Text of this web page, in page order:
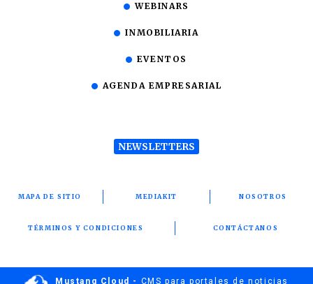
WEBINARS
INMOBILIARIA
EVENTOS
AGENDA EMPRESARIAL
NEWSLETTERS
MAPA DE SITIO MEDIAKIT NOSOTROS
TÉRMINOS Y CONDICIONES CONTÁCTANOS
Mustang Cloud - CMS para portales de noticias